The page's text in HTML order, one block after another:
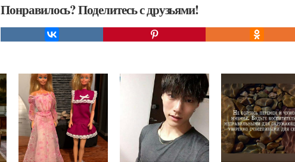
Понравилось? Поделитесь с друзьями!